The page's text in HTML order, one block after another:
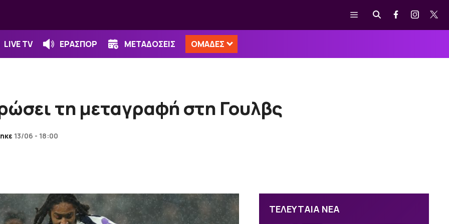
Μενού
LIVE TV ΕΡΑΣΠΟΡ ΜΕΤΑΔΟΣΕΙΣ ΟΜΑΔΕΣ
τη μεταγραφή στη Γουλβς
13/06 - 18:00
ΤΕΛΕΥΤΑΙΑ ΝΕΑ